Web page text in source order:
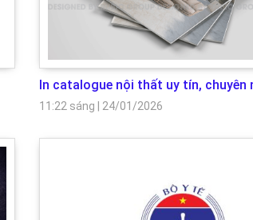
In catalogue nội thất uy tín, chuyên
11:22 sáng 24/01/2026